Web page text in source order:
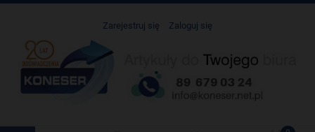
Zarejestruj się Zaloguj się